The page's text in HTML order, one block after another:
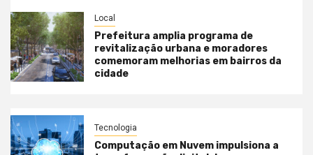
Local
Prefeitura amplia programa de
revitalização urbana e moradores
comemoram melhorias em bairros da
cidade
Tecnologia
Computação em Nuvem impulsiona a